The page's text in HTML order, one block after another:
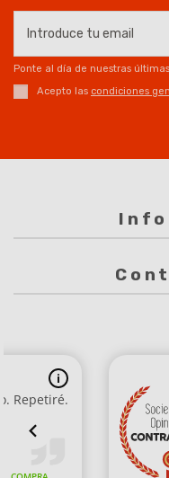
Ponte al día de nuestras
Acepto las condiciones